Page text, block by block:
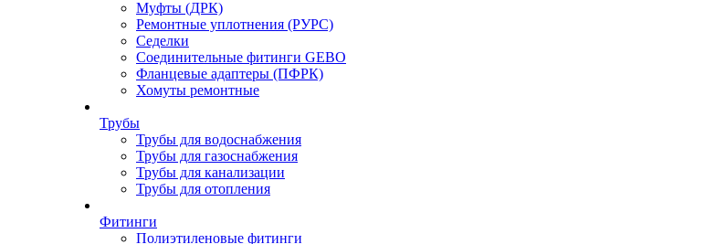
Муфты (ДРК)
Ремонтные уплотнения (РУРС)
Седелки
Соединительные фитинги GEBO
Фланцевые адаптеры (ПФРК)
Хомуты ремонтные
Трубы
Трубы для водоснабжения
Трубы для газоснабжения
Трубы для канализации
Трубы для отопления
Фитинги
Полиэтиленовые фитинги